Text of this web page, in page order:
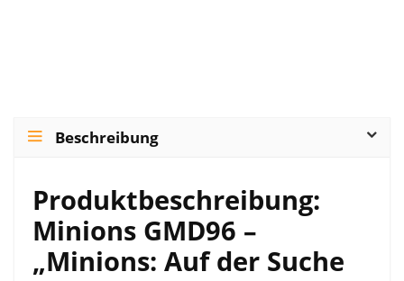
Beschreibung
Produktbeschreibung:
Minions GMD96 –
„Minions: Auf der Suche